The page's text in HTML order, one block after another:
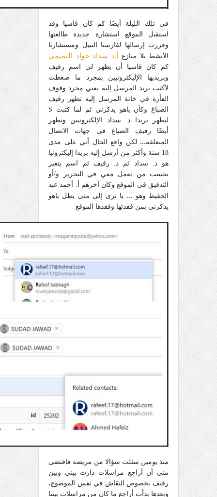
في تلك الليلة أيضًا كم كان قاسيا وقد
استقبل الموقع استشارة جديدة طالعتها
وقررت إرسالها لفارسنا النبيل ومستشارنا
الأنشط بلا منازع
أ.د سداد جواد التميمي
كم كان قاسيا أن يظهر لي اسم رفيف
وبريديها الإليكترونيين بمجرد ما ضغطت
لأكتب بريد المرسل إليه يعني مجرد وقوف
الفأرة في خانة المرسل إليه تظهر رفيف
الصباغ وكأن ياهو يذكرني ثم لما كتبت S
ليظهر بريدا د. سداد الإلكترونيين وتظهر
أيضًا رفيف الصباغ في جهات الاتصال
المتعلقة... لكن واقع الحال أني على مدى
18 سنة وأكثر من أرسل إليه بريدا إليكترونيا
هو د. سداد ثم د. رفيف ثم اسم يتغير
بحسب من يعمل معي في التحرير و/أو
التدقيق في الموقع وكان آخرهم أ. أحمد عبد
الحفيظ وهو ...يا ترى إلى متى يظل ياهو
يذكرني بمن فقدتها وفقدها الموقع
منذ يومين سئلت سؤالا من مريضة فاقتضى
مني أن أراجع مراسلات دارت بيني وبين
رفيف بخصوص النقاش في نفس الموضوع،
وبعدها بدأت أراجع ما كان من مراسلات بيننا